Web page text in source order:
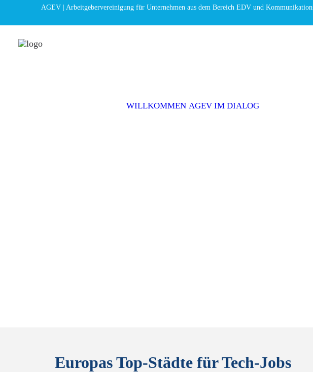
AGEV | Arbeitgebervereinigung für Unternehmen aus dem Bereich EDV und
WILLKOMMEN AGEV IM DIALOG
Europas Top-Städte für Tech-Jobs